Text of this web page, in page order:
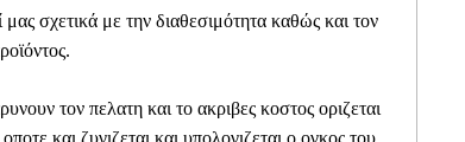
σχετικά με την διαθεσιμότητα καθώς και τον
τον πελατη και το ακριβες κοστος οριζεται